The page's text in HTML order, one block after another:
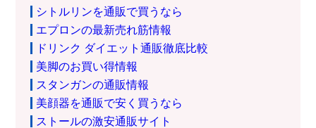
シトルリンを通販で買うなら
エプロンの最新売れ筋情報
ドリンク ダイエット通販徹底比較
美脚のお買い得情報
スタンガンの通販情報
美顔器を通販で安く買うなら
ストールの激安通販サイト